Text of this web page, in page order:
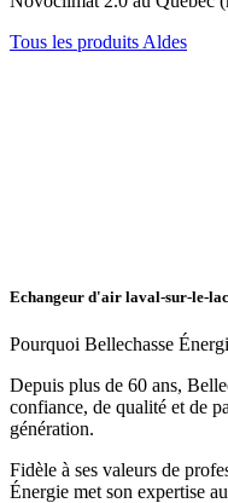
Tous les produits Aldes
Echangeur d'air laval-sur-le-lac
Pourquoi Bellechasse
Depuis plus de 60 ans,
confiance, de qualité et de
génération.
Fidèle à ses valeurs de
Énergie met son expertise